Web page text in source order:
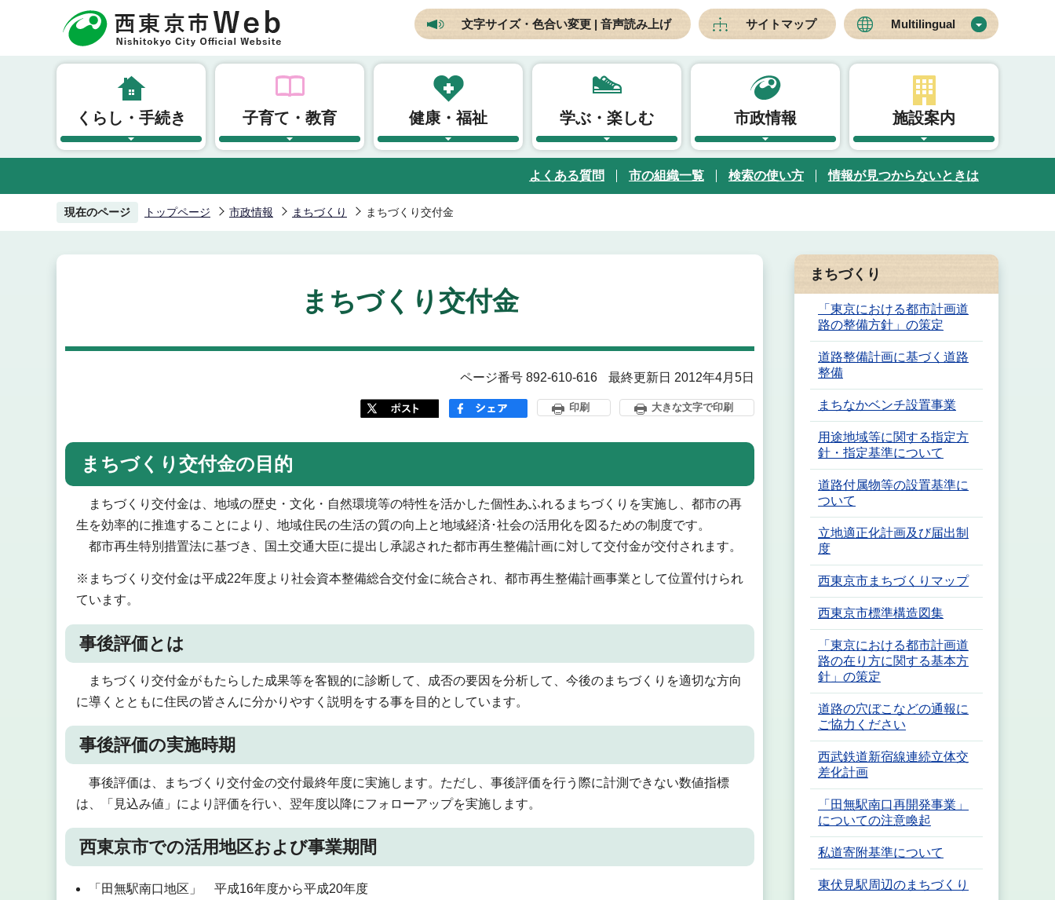
頭
文字サイズ・色合い変更 | 音声読み上げ サイトマップ Multilingual
くらし・手続き 子育て・教育 健康・福祉 学ぶ・楽しむ 市政情報 施設案内
よくある質問 市の組織一覧 検索の使い方 情報が見つからないときは
現在のページ トップページ 市政情報 まちづくり まちづくり交付金
まちづくり交付金
ページ番号 892-610-616 最終更新日 2012年4月5日
印刷 大きな文字で印刷
まちづくり交付金の目的
まちづくり交付金は、地域の歴史・文化・自然環境等の特性を活かした個性あふれるまちづくりを実施し、都市の再
生を効率的に推進することにより、地域住民の生活の質の向上と地域経済･社会の活用化を図るための制度です。
都市再生特別措置法に基づき、国土交通大臣に提出し承認された都市再生整備計画に対して交付金が交付されます。
※まちづくり交付金は平成22年度より社会資本整備総合交付金に統合され、都市再生整備計画事業として位置付けられ
ています。
事後評価とは
まちづくり交付金がもたらした成果等を客観的に診断して、成否の要因を分析して、今後のまちづくりを適切な方向
に導くとともに住民の皆さんに分かりやすく説明をする事を目的としています。
事後評価の実施時期
事後評価は、まちづくり交付金の交付最終年度に実施します。ただし、事後評価を行う際に計測できない数値指標
は、「見込み値」により評価を行い、翌年度以降にフォローアップを実施します。
西東京市での活用地区および事業期間
「田無駅南口地区」 平成16年度から平成20年度
まちづくり
「東京における都市計画道
路の整備方針」の策定
道路整備計画に基づく道路
整備
まちなかベンチ設置事業
用途地域等に関する指定方
針・指定基準について
道路付属物等の設置基準に
ついて
立地適正化計画及び届出制
度
西東京市まちづくりマップ
西東京市標準構造図集
「東京における都市計画道
路の在り方に関する基本方
針」の策定
道路の穴ぼこなどの通報に
ご協力ください
西武鉄道新宿線連続立体交
差化計画
「田無駅南口再開発事業」
についての注意喚起
私道寄附基準について
東伏見駅周辺のまちづくり